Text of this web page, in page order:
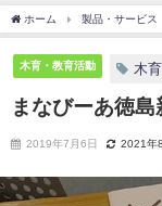
ホーム 製品・サービス
木育・教育活動 木育
まなびーあ徳島
2019年7月6日 2021年